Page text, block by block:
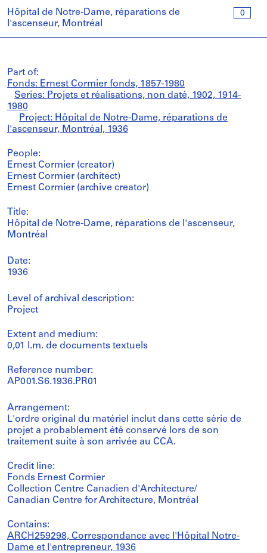
0
Hôpital de Notre-Dame, réparations de
l'ascenseur, Montréal
Part of:
Fonds: Ernest Cormier fonds, 1857-1980
Series: Projets et réalisations, non daté, 1902, 1914-
1980
Project: Hôpital de Notre-Dame, réparations de
l'ascenseur, Montréal, 1936
People:
Ernest Cormier (creator)
Ernest Cormier (architect)
Ernest Cormier (archive creator)
Title:
Hôpital de Notre-Dame, réparations de l'ascenseur,
Montréal
Date:
1936
Level of archival description:
Project
Extent and medium:
0,01 l.m. de documents textuels
Reference number:
AP001.S6.1936.PR01
Arrangement:
L'ordre original du matériel inclut dans cette série de
projet a probablement été conservé lors de son
traitement suite à son arrivée au CCA.
Credit line:
Fonds Ernest Cormier
Collection Centre Canadien d'Architecture/
Canadian Centre for Architecture, Montréal
Contains:
ARCH259298, Correspondance avec l'Hôpital Notre-
Dame et l'entrepreneur, 1936